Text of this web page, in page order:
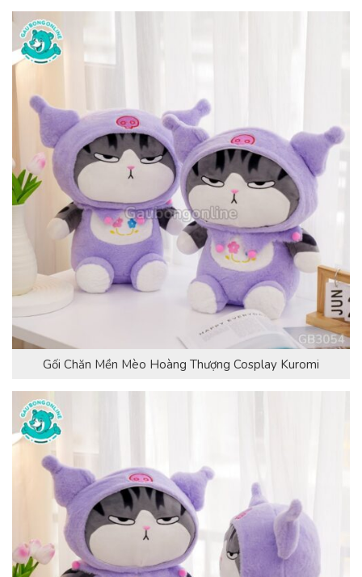
Gối Chăn Mền Mèo Hoàng Thượng Cosplay Kuromi